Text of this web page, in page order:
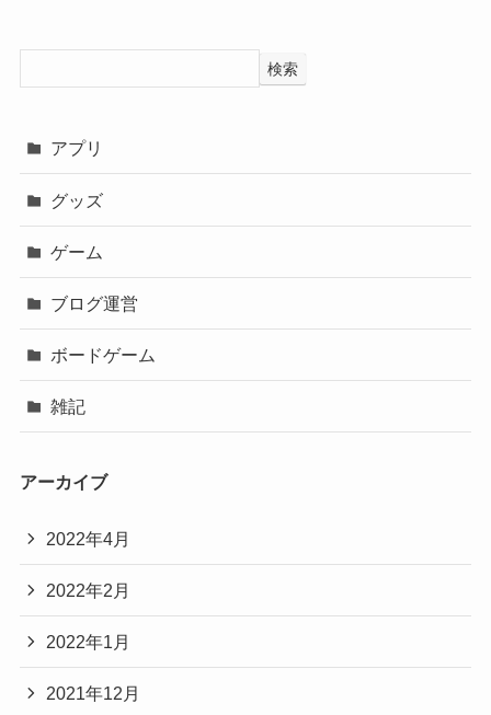
検索
アプリ
グッズ
ゲーム
ブログ運営
ボードゲーム
雑記
アーカイブ
2022年4月
2022年2月
2022年1月
2021年12月